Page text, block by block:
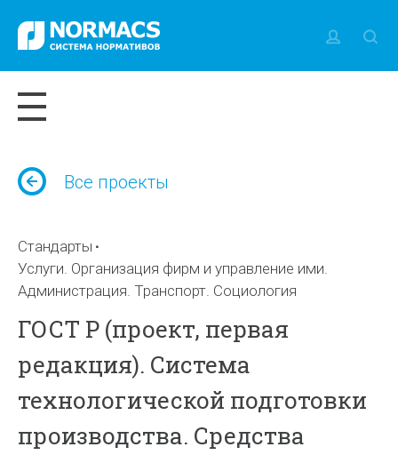
Все проекты
Стандарты
Услуги. Организация фирм и управление ими.
Администрация. Транспорт. Социология
ГОСТ Р (проект, первая
редакция). Система
технологической подготовки
производства. Средства